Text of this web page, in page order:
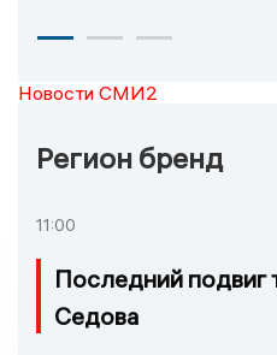
Новости СМИ2
Регион бренд
11:00
Последний подвиг
Седова